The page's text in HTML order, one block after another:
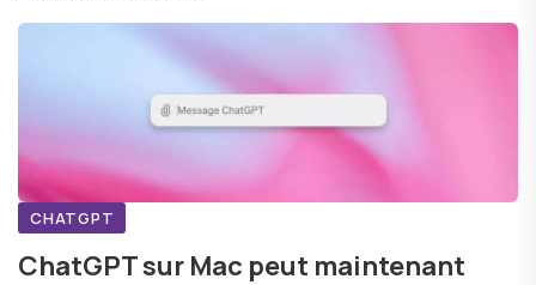
CHATGPT
ChatGPT sur Mac peut maintenant